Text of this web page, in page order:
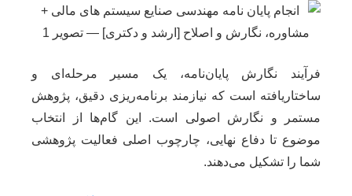
فرآیند نگارش پایان‌نامه، یک مسیر مرحله‌ای و
ساختاریافته است که نیازمند برنامه‌ریزی دقیق، پژوهش
مستمر و نگارش اصولی است. این گام‌ها از انتخاب
موضوع تا دفاع نهایی، چارچوب اصلی فعالیت پژوهشی
شما را تشکیل می‌دهند.